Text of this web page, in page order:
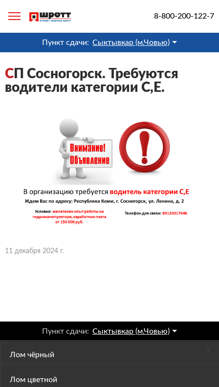
8-800-200-122-7
Пункт сдачи: Сыктывкар (м.Човью)
С П Сосногорск. Требуются
водители категории С,Е.
11 декабря 2024 г.
Лом чёрный
Лом цветной
Пункт сдачи: Сыктывкар (м.Човью)